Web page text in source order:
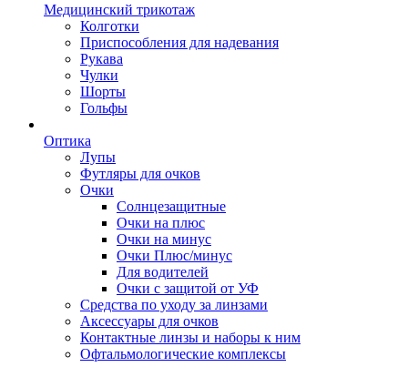
Медицинский трикотаж
Колготки
Приспособления для надевания
Рукава
Чулки
Шорты
Гольфы
Оптика
Лупы
Футляры для очков
Очки
Солнцезащитные
Очки на плюс
Очки на минус
Очки Плюс/минус
Для водителей
Очки с защитой от УФ
Средства по уходу за линзами
Аксессуары для очков
Контактные линзы и наборы к ним
Офтальмологические комплексы